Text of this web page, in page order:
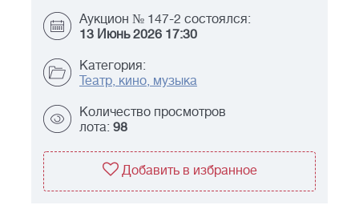
Аукцион № 147-2 состоялся:
13 Июнь 2026 17:30
Категория:
Театр, кино, музыка
Количество просмотров
лота: 98
Добавить в избранное